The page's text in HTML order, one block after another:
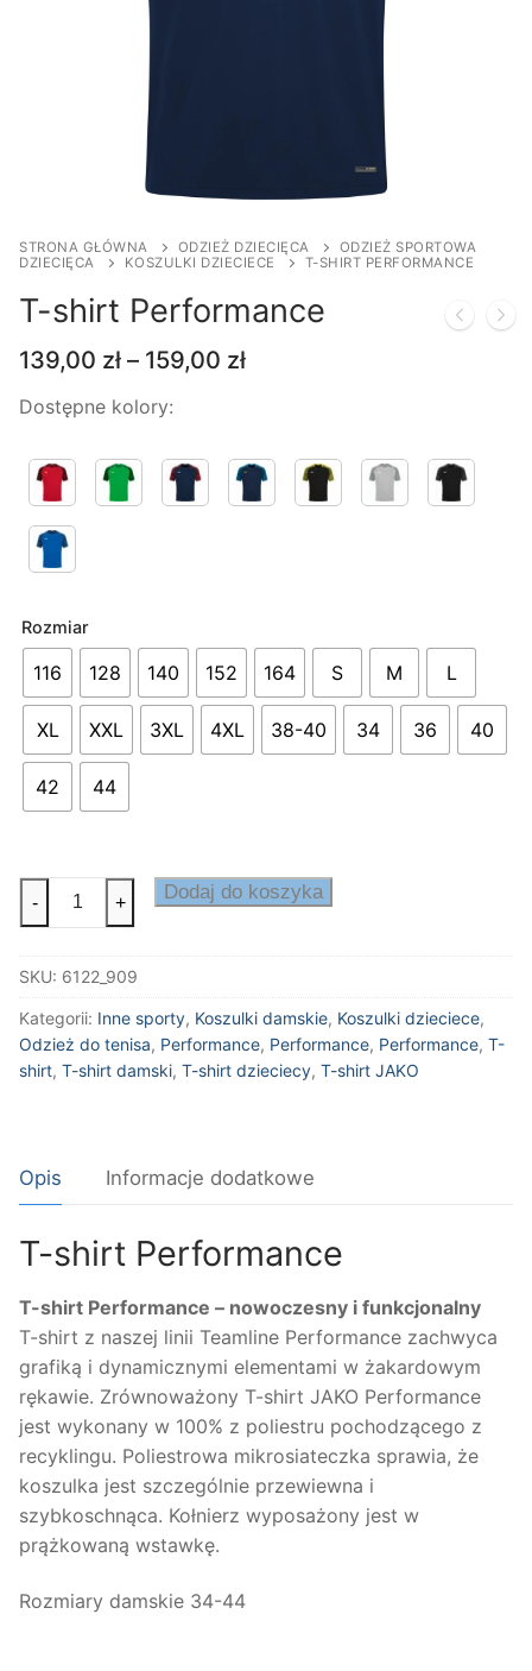
STRONA GŁÓWNA ODZIEŻ DZIECIĘCA
ODZIEŻ SPORTOWA
DZIECIĘCA
KOSZULKI DZIECIECE T-SHIRT PERFORMANCE
T-shirt Performance
139,00 zł – 159,00 złZakres
do
159,00 zł
Dostępne kolory:
Rozmiar
116 128 140 152 164 S M L
XL XXL 3XL 4XL 38-40 34 36 40
42 44
T-
Performance
- + Dodaj do koszyka
SKU: 6122_909
Kategorii: Inne sporty, Koszulki damskie, Koszulki dzieciece,
Odzież do tenisa, Performance, Performance, Performance, T-
shirt, T-shirt damski, T-shirt dzieciecy, T-shirt JAKO
Opis Informacje dodatkowe
T-shirt Performance
T-shirt Performance – nowoczesny i funkcjonalny
T-shirt z naszej linii Teamline Performance zachwyca
grafiką i dynamicznymi elementami w żakardowym
rękawie. Zrównoważony T-shirt JAKO Performance
jest wykonany w 100% z poliestru pochodzącego z
recyklingu. Poliestrowa mikrosiateczka sprawia, że ​​
koszulka jest szczególnie przewiewna i
szybkoschnąca. Kołnierz wyposażony jest w
prążkowaną wstawkę.
Rozmiary damskie 34-44